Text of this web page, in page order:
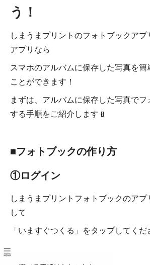
う！
しまうまプリントのフォトブックアプ
アプリなら
スマホのアルバムに保存した写真を簡
ことができます！
まずは、アルバムに保存した写真で
する手順をご紹介します📱
■フォトブックの作り方
①ログイン
しまうまプリントフォトブックのア
して
「いますぐつくる」をタップしてくだ